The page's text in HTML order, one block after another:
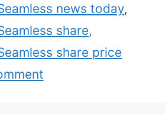
news today,
share,
share price